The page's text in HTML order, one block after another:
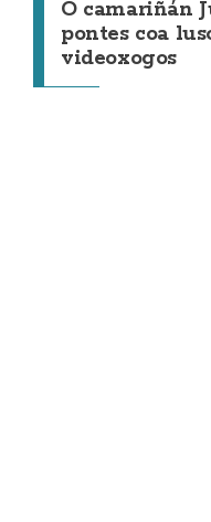
O camariñán
pontes coa
videoxogos